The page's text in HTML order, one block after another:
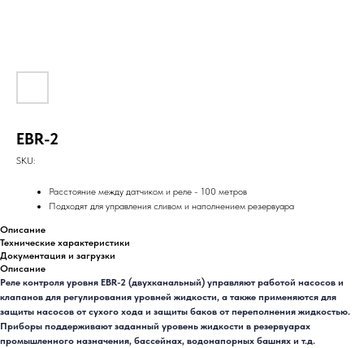
EBR-2
SKU:
Расстояние между датчиком и реле - 100 метров
Подходят для управления сливом и наполнением резервуара
Описание
Технические характеристики
Документация и загрузки
Описание
Реле контроля уровня EBR-2 (двухканальный) управляют работой насосов и
клапанов для регулирования уровней жидкости, а также применяются для
защиты насосов от сухого хода и защиты баков от переполнения жидкостью.
Приборы поддерживают заданный уровень жидкости в резервуарах
промышленного назначения, бассейнах, водонапорных башнях и т.д.